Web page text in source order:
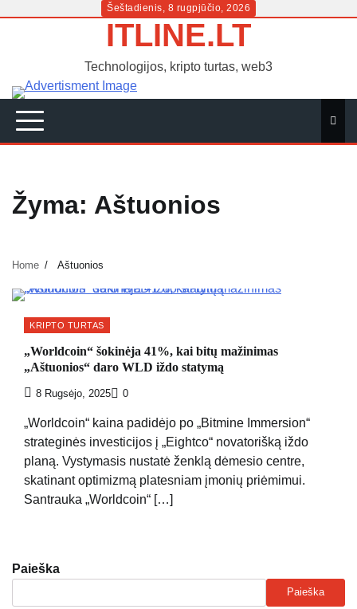
Šeštadienis, 8 rugpjūčio, 2026
ITLINE.LT
Technologijos, kripto turtas, web3
Žyma: Aštuonios
Home Aštuonios
KRIPTO TURTAS
„Worldcoin“ šokinėja 41%, kai bitų mažinimas
„Aštuonios“ daro WLD iždo statymą
8 Rugsėjo, 2025 0
„Worldcoin“ kaina padidėjo po „Bitmine Immersion“
strateginės investicijos į „Eightco“ novatorišką iždo
planą. Vystymasis nustatė ženklą dėmesio centre,
skatinant optimizmą platesniam įmonių priėmimui.
Santrauka „Worldcoin“ […]
Paieška
Paieška